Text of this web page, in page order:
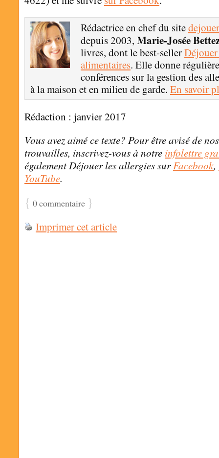
Rédactrice en chef du site
depuis 2003, Marie-Josée
livres, dont le best-seller
alimentaires. Elle donne
conférences sur la gestion des
à la maison et en milieu de garde. En savoir
Rédaction : janvier 2017
Vous avez aimé ce texte? Pour être avisé de
trouvailles, inscrivez-vous à notre infolettre
également Déjouer les allergies surFacebook,
YouTube.
{ 0 commentaire }
Imprimer cet article